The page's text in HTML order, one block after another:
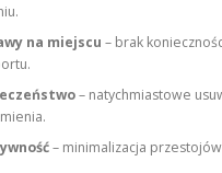
na miejscu – brak
– natychmiastowe
– minimalizacja